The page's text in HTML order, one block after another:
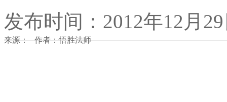
发布时间：2012年12月
来源： 作者：悟胜法师